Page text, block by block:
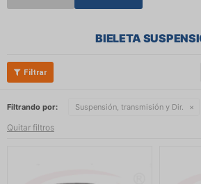
BIELETA
Filtrando por: Suspensión, transmisión y Dir.
Quitar filtros